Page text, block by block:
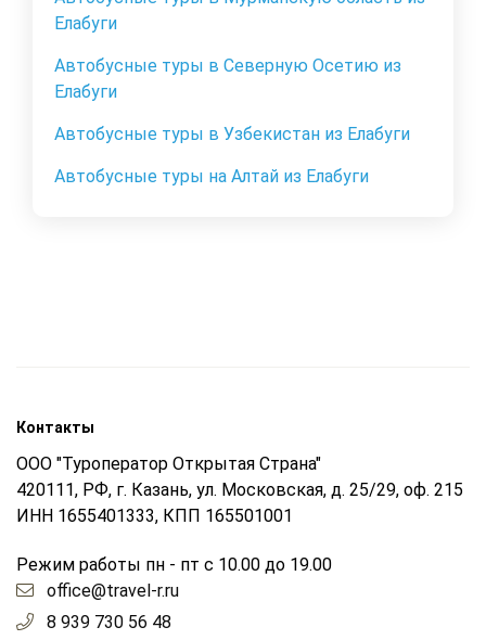
Елабуги
Автобусные туры в Северную Осетию из
Елабуги
Автобусные туры в Узбекистан из Елабуги
Автобусные туры на Алтай из Елабуги
Контакты
ООО "Туроператор Открытая Страна"
420111, РФ, г. Казань, ул. Московская, д. 25/29, оф. 215
ИНН 1655401333, КПП 165501001
Режим работы пн - пт с 10.00 до 19.00
office@travel-r.ru
8 939 730 56 48